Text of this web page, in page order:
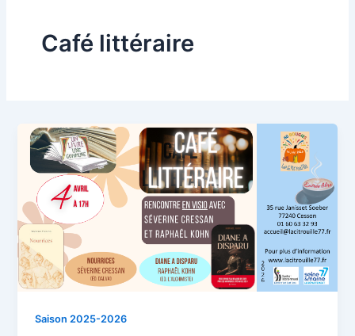
Café littéraire
Saison 2025-2026